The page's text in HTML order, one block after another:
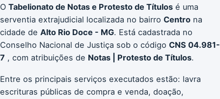
O Tabelionato de Notas e Protesto de Títulos é uma
serventia extrajudicial localizada no bairro Centro na
cidade de Alto Rio Doce - MG. Está cadastrada no
Conselho Nacional de Justiça sob o código CNS 04.981-
7 , com atribuições de Notas | Protesto de Títulos.
Entre os principais serviços executados estão: lavra
escrituras públicas de compra e venda, doação,